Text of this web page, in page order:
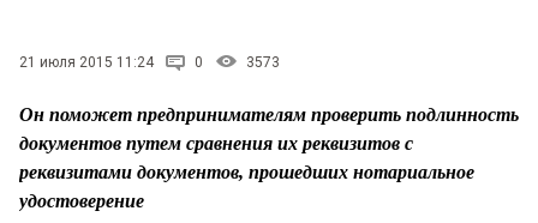
21 июля 2015 11:24 0 3573
Он поможет предпринимателям проверить подлинность
документов путем сравнения их реквизитов с
реквизитами документов, прошедших нотариальное
удостоверение